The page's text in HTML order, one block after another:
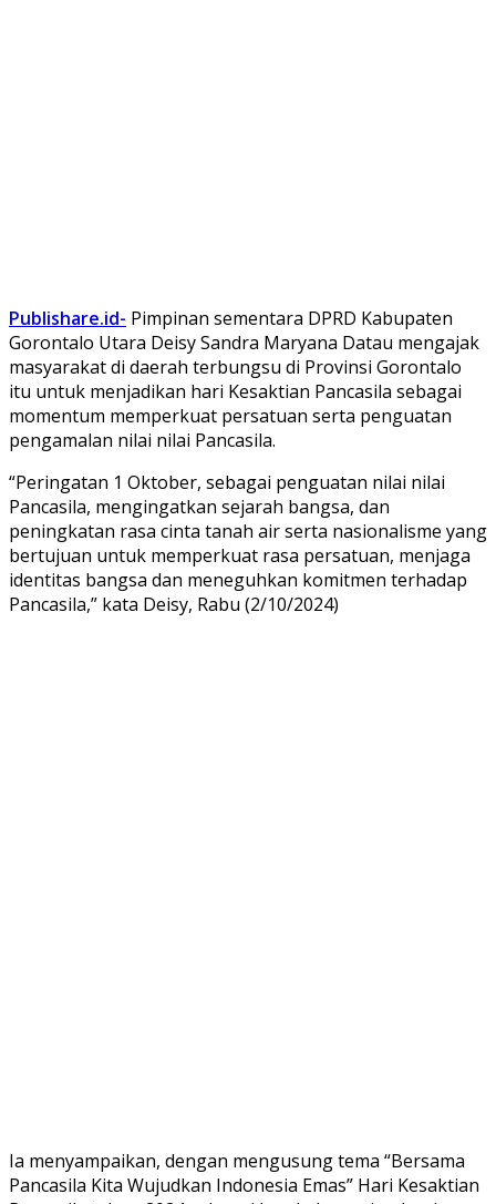
Publishare.id- Pimpinan sementara DPRD Kabupaten
Gorontalo Utara Deisy Sandra Maryana Datau mengajak
masyarakat di daerah terbungsu di Provinsi Gorontalo
itu untuk menjadikan hari Kesaktian Pancasila sebagai
momentum memperkuat persatuan serta penguatan
pengamalan nilai nilai Pancasila.
“Peringatan 1 Oktober, sebagai penguatan nilai nilai
Pancasila, mengingatkan sejarah bangsa, dan
peningkatan rasa cinta tanah air serta nasionalisme yang
bertujuan untuk memperkuat rasa persatuan, menjaga
identitas bangsa dan meneguhkan komitmen terhadap
Pancasila,” kata Deisy, Rabu (2/10/2024)
Ia menyampaikan, dengan mengusung tema “Bersama
Pancasila Kita Wujudkan Indonesia Emas” Hari Kesaktian